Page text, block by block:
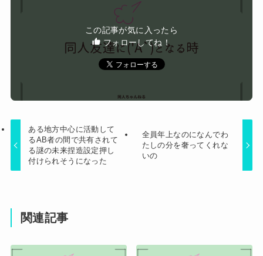
本撮ったイケメン逮捕wwwwwwwwwwwwwww
彼女が中古カードショップで男に話しかけられ
た。いきなり彼女の持ち歩いてたカードを品定め
しだしたらしく…
Powered by livedoor 相互RSS
この記事が気に入ったら
フォローしてね！
ある地方中心に活動して
るAB者の間で共有されて
る謎の未来捏造設定押し
付けられそうになった
全員年上なのになんでわ
たしの分を奢ってくれな
いの
関連記事